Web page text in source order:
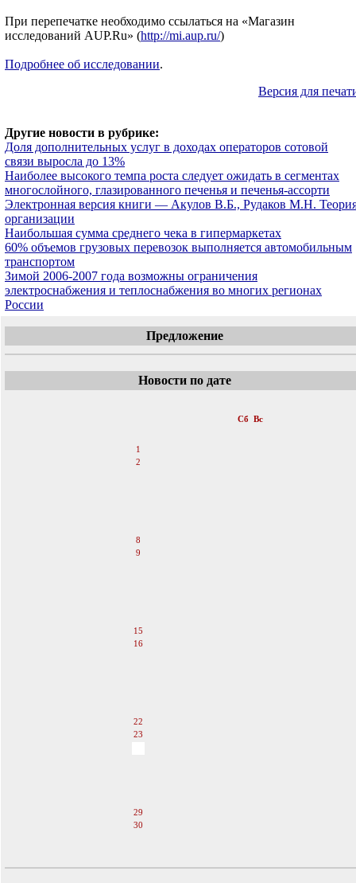
При перепечатке необходимо ссылаться на «Магазин
исследований AUP.Ru» (http://mi.aup.ru/)
Подробнее об исследовании.
Версия для
Другие новости в рубрике:
Доля дополнительных услуг в доходах операторов сотовой
связи выросла до 13%
Наиболее высокого темпа роста следует ожидать в сегментах
многослойного, глазированного печенья и печенья-ассорти
Электронная версия книги — Акулов В.Б., Рудаков М.Н.
организации
Наибольшая сумма среднего чека в гипермаркетах
60% объемов грузовых перевозок выполняется автомобильным
транспортом
Зимой 2006-2007 года возможны ограничения
электроснабжения и теплоснабжения во многих регионах
России
Предложение
Новости по дате
Сб Вс
1
2
8
9
15
16
22
23
29
30